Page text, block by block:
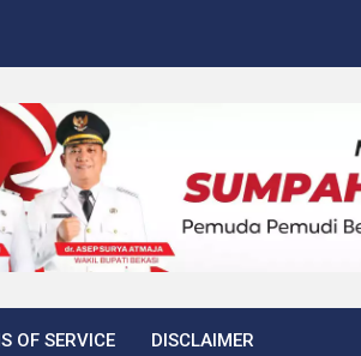
OF SERVICE DISCLAIMER